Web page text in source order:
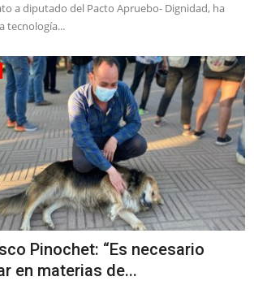
a diputado del Pacto Apruebo- Dignidad, ha
tecnología...
Pinochet: “Es necesario
en materias de...